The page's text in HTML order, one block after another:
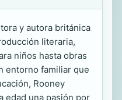
y autora británica
literaria,
niños hasta obras
entorno familiar que
Rooney
edad una pasión por